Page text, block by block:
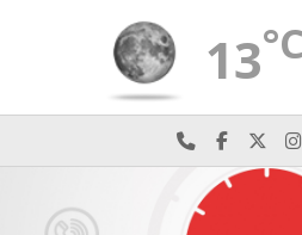
13°C
Najlepiej po